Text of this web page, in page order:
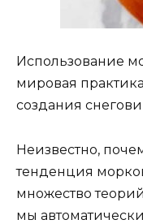
Использование
мировая
создания
Неизвестно,
тенденция
множество
мы